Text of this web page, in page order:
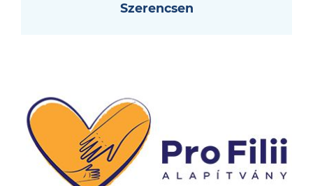
Szerencsen